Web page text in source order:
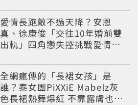
愛情長跑敵不過天降？安恩
真、徐康俊「交往10年婚前雙
出軌」四角戀失控挑戰愛情底
全網瘋傳的「長裙女孩」是
誰？泰女團PiXXiE Mabelz灰
色長裙熱舞爆紅 不靠露膚也能